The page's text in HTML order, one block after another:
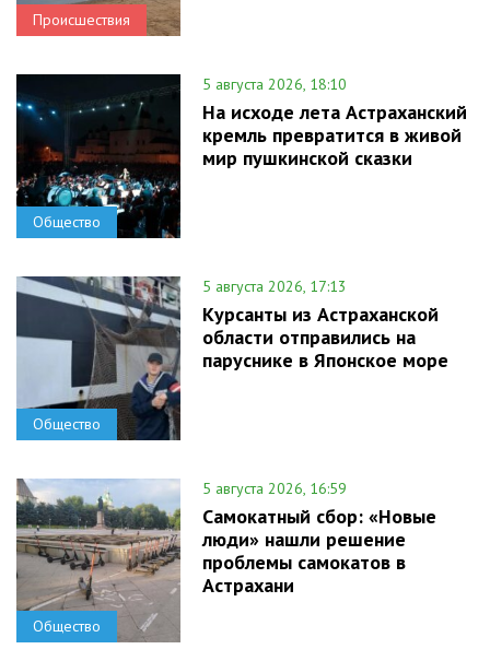
Происшествия
Общество
5 августа 2026, 18:10
На исходе лета Астраханский
кремль превратится в живой
мир пушкинской сказки
Общество
5 августа 2026, 17:13
Курсанты из Астраханской
области отправились на
паруснике в Японское море
Общество
5 августа 2026, 16:59
Самокатный сбор: «Новые
люди» нашли решение
проблемы самокатов в
Астрахани